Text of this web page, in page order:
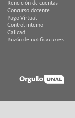
Rendición de cuentas
Concurso docente
Pago Virtual
Control interno
Calidad
Buzón de notificaciones